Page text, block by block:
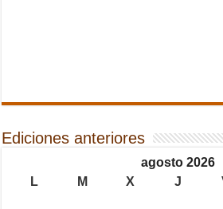
Ediciones anteriores
agosto 2026
L
M X J